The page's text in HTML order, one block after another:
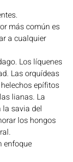
más común es
a cualquier
Los líquenes
Las orquídeas
epífitos
lianas. La
savia del
los hongos
enfoque